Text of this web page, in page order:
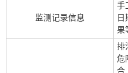
监测记录信息
手
果
排
危
合